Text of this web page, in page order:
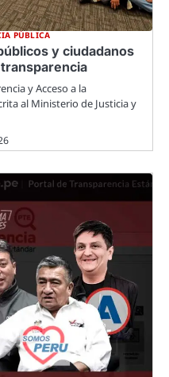
PÚBLICA
y ciudadanos
y Acceso a la
al Ministerio de Justicia y